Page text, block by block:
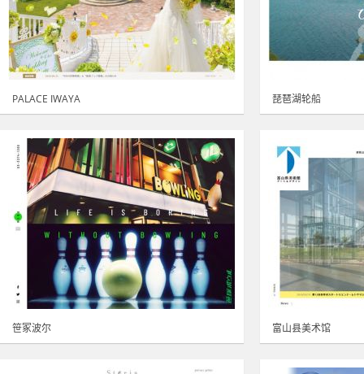
PALACE IWAYA 琵琶湖轮船
笹冢波尔 富山县美术馆